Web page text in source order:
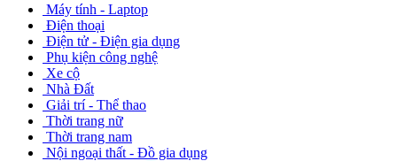
Máy tính - Laptop
Điện thoại
Điện tử - Điện gia dụng
Phụ kiện công nghệ
Xe cộ
Nhà Đất
Giải trí - Thể thao
Thời trang nữ
Thời trang nam
Nội ngoại thất - Đồ gia dụng